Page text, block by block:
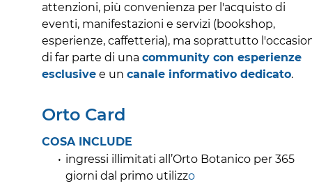
attenzioni, più convenienza per l'acquisto di
eventi, manifestazioni e servizi (bookshop,
esperienze, caffetteria), ma soprattutto
di far parte di una community con esperienze
esclusive e un canale informativo dedicato.
Orto Card
COSA INCLUDE
ingressi illimitati all’Orto Botanico per 365
giorni dal primo utilizzo